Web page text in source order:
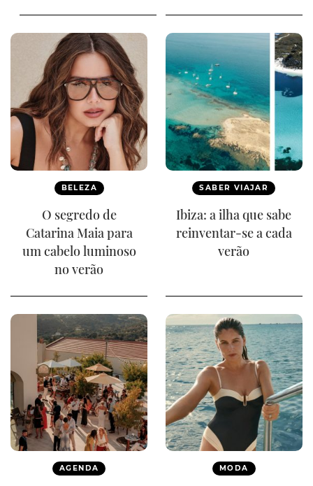
BELEZA
O segredo de
Catarina Maia para
um cabelo luminoso
no verão
SABER VIAJAR
Ibiza: a ilha que sabe
reinventar-se a cada
verão
AGENDA MODA